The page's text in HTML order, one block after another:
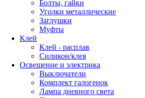
Болты, гайки
Уголки металлические
Заглушки
Муфты
Клей
Клей - расплав
Силикон/клея
Освещение и электрика
Выключатели
Комплект галогенок
Лампа дневного света